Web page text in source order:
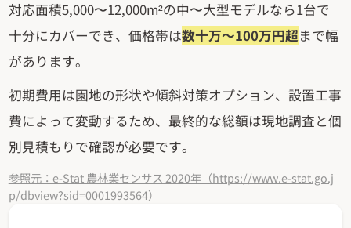
対応面積5,000〜12,000m²の中〜大型モデルなら1台で
十分にカバーでき、価格帯は数十万～100万円超まで幅
があります。
初期費用は園地の形状や傾斜対策オプション、設置工事
費によって変動するため、最終的な総額は現地調査と個
別見積もりで確認が必要です。
参照元：e-Stat 農林業センサス 2020年（https://www.e-stat.go.j
p/dbview?sid=0001993564）